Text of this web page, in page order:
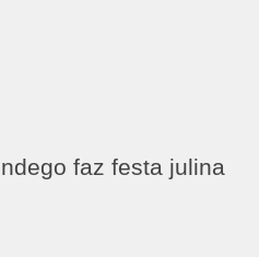
faz festa julina